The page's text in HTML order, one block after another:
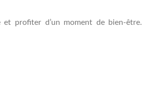
profiter d’un moment de bien-être.